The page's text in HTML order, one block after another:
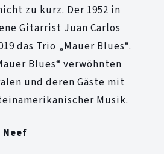
zu kurz. Der 1952 in
Gitarrist Juan Carlos
das Trio „Mauer Blues“.
Blues“ verwöhnten
und deren Gäste mit
Musik.